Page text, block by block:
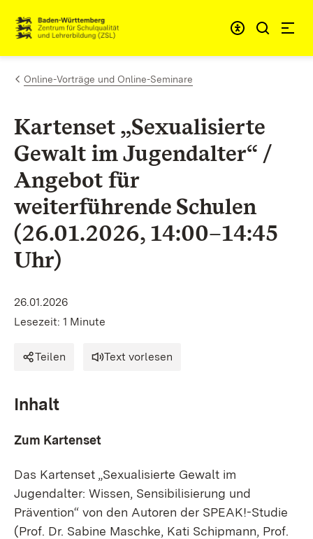
Zum Inhalt springen
Link zur Startseite
Online-Vorträge und Online-Seminare
Kartenset „Sexualisierte
Gewalt im Jugendalter“ /
Angebot für
weiterführende Schulen
(26.01.2026, 14:00–14:45
Uhr)
26.01.2026
Lesezeit: 1 Minute
Teilen Text vorlesen
Inhalt
Zum Kartenset
Das Kartenset „Sexualisierte Gewalt im
Jugendalter: Wissen, Sensibilisierung und
Prävention“ von den Autoren der SPEAK!-Studie
(Prof. Dr. Sabine Maschke, Kati Schipmann, Prof.